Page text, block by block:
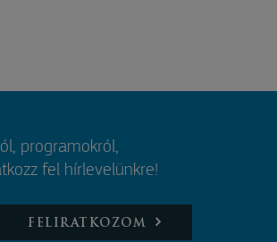
programokról,
fel hírlevelünkre!
FELIRATKOZOM